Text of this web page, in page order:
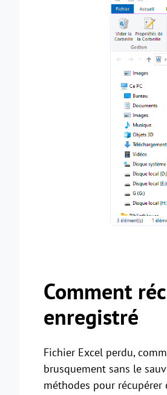
Comment
enregistré
Fichier Excel perdu,
brusquement sans le
méthodes pour récupérer